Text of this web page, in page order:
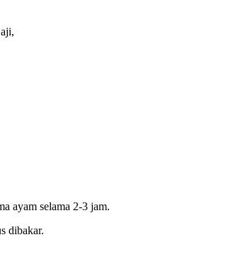
ayam selama 2-3 jam.
dibakar.